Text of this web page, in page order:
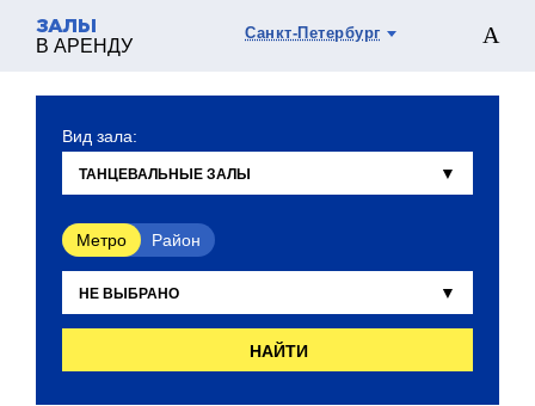
ЗАЛЫ
В АРЕНДУ
Санкт-Петербург
Вид зала:
Метро Район
НАЙТИ